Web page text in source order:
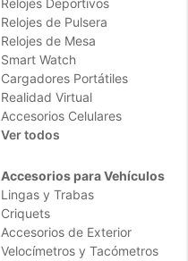
Relojes Deportivos
Relojes de Pulsera
Relojes de Mesa
Smart Watch
Cargadores Portátiles
Realidad Virtual
Accesorios Celulares
Ver todos
Accesorios para Vehículos
Lingas y Trabas
Criquets
Accesorios de Exterior
Velocímetros y Tacómetros